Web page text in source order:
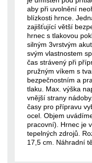
aby při uvolnění
blízkosti hrnce.
zajišťující větší
hrnec s tlakovou
silným 3vrstvým
svým vlastnostem
čas strávený při
pružným víkem s
bezpečnostním a
tlaku. Max. výška
vnější strany
časy pro přípravu
ocel. Objem
pracovní). Hrnec je
tepelných zdrojů.
17,5 cm. Náhradní